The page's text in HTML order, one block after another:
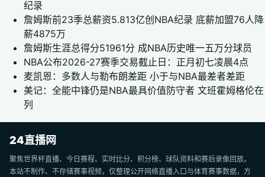
纪录
詹姆斯前23季总薪资5.813亿创NBA纪录 底薪加盟76人降
薪4875万
詹姆斯生涯总得分51961分 成NBA历史唯一五万分球员
NBA公布2026-27赛季交易截止日：正月初七凌晨4点
麦凯恩：多数人与勒布朗差距 小于与NBA最差者差距
美记：全能中锋仍是NBA最具价值防守者 文班霍姆格伦在
列
24直播网
聚焦世界杯直播、今日赛程、实时比分、积分榜、球队资料和赛后录像回放。
本站不制作、不存储赛事视频，仅整理公开网络直播入口与体育赛事数据，方